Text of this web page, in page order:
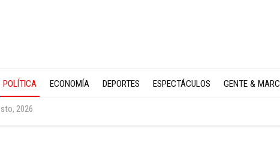
POLÍTICA ECONOMÍA DEPORTES ESPECTÁCULOS GENTE &
2026